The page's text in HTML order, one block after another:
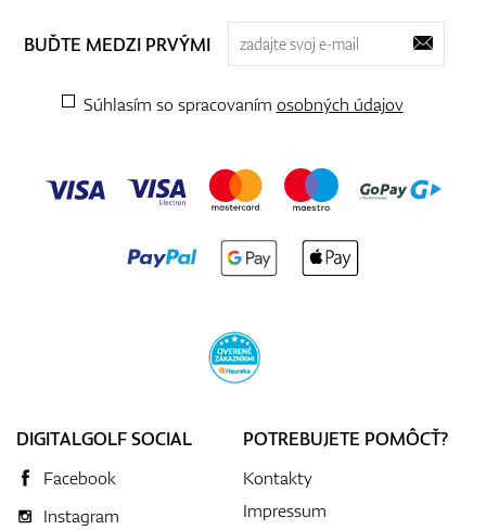
BUĎTE MEDZI PRVÝMI
Súhlasím so spracovaním osobných údajov
DIGITALGOLF SOCIAL
Facebook
Instagram
POTREBUJETE POMÔCŤ?
Kontakty
Impressum